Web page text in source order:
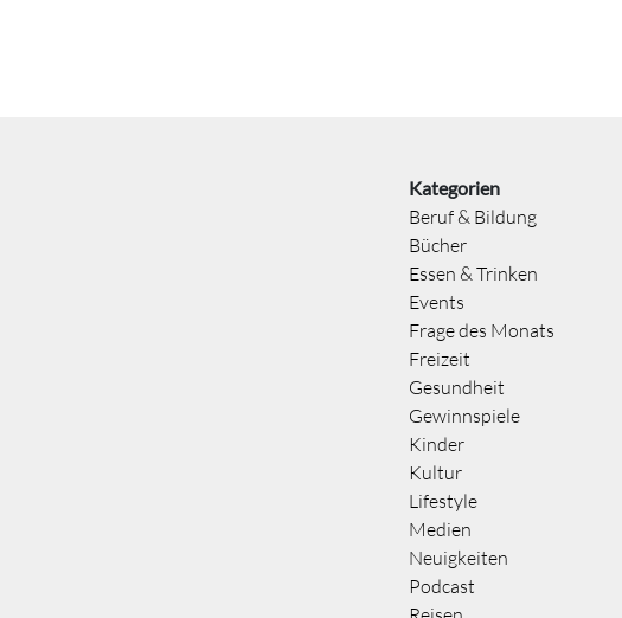
Kategorien
Beruf & Bildung
Bücher
Essen & Trinken
Events
Frage des Monats
Freizeit
Gesundheit
Gewinnspiele
Kinder
Kultur
Lifestyle
Medien
Neuigkeiten
Podcast